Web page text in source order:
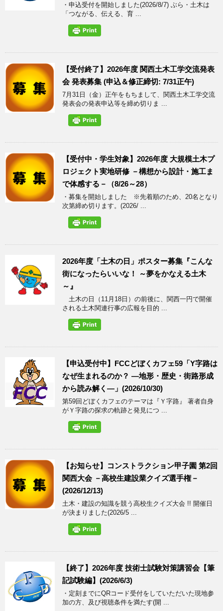
・申込受付を開始しました(2026/8/7) ぶら・土木は
「つながる、伝える、育 ...
【受付終了】2026年度 関西土木工学交流発表
会 発表募集 (申込＆修正締切: 7/31正午)
7月31日（金）正午をもちまして、関西土木工学交流
発表会の発表申込等を締め切りま ...
【受付中・学生対象】2026年度 大規模土木プ
ロジェクト実地研修 －構想から設計・施工ま
で体感する－（8/26～28）
・募集を開始しました ※先着順のため、20名となり
次第締め切ります。(2026/ ...
2026年度「土木の日」ポスター募集『こんな
街になったらいいな！ ～夢をかなえる土木
～』
土木の日（11月18日）の前後に、関西一円で開催
される土木関連行事の広報を目的 ...
【申込受付中】FCCどぼくカフェ59「Y字路は
なぜ生まれるのか？ ―地形・歴史・街路形成
から読み解く―」(2026/10/30)
第59回どぼくカフェのテーマは『Ｙ字路』 著者自身
がＹ字路の探求の軌跡と発見につ ...
【お知らせ】コンストラクション甲子園 第2回
関西大会 －高校生建設業クイズ選手権－
(2026/12/13)
土木・建設の知識を競う高校生クイズ大会 !! 開催日
が決まりました(2026/5 ...
【終了】2026年度 技術士試験対策講習会【筆
記試験編】(2026/6/3)
・定刻までにQRコード受付をしていただいた現地参
加の方、及び視聴条件を満たす(開 ...